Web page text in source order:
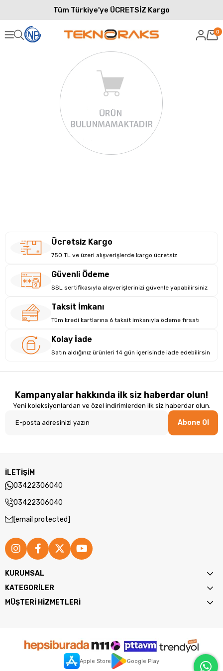
Tüm Türkiye'ye ÜCRETSİZ Kargo
0
Ücretsiz Kargo
750 TL ve üzeri alışverişlerde kargo ücretsiz
Güvenli Ödeme
SSL sertifikasıyla alışverişlerinizi güvenle yapabilirsiniz
Taksit İmkanı
Tüm kredi kartlarına 6 taksit imkanıyla ödeme fırsatı
Kolay İade
Satın aldığınız ürünleri 14 gün içerisinde iade edebilirsin
Kampanyalar hakkında ilk siz haberdar olun!
Yeni koleksiyonlardan ve özel indirimlerden ilk siz haberdar olun.
Abone Ol
İLETİŞİM
03422306040
03422306040
[email protected]
KURUMSAL
KATEGORİLER
MÜŞTERİ HİZMETLERİ
Apple Store Google Play